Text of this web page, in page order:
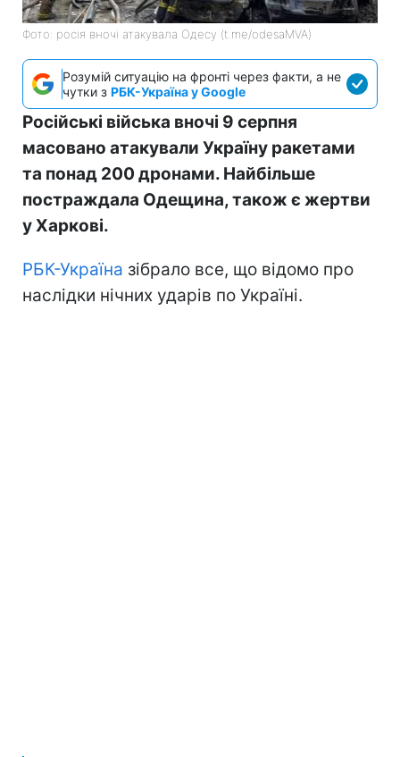
Фото: росія вночі атакувала Одесу (t.me/odesaMVA)
Розумій ситуацію на фронті через факти, а не
чутки з РБК-Україна у Google
Російські війська вночі 9 серпня
масовано атакували Україну ракетами
та понад 200 дронами. Найбільше
постраждала Одещина, також є жертви
у Харкові.
РБК-Україна зібрало все, що відомо про
наслідки нічних ударів по Україні.